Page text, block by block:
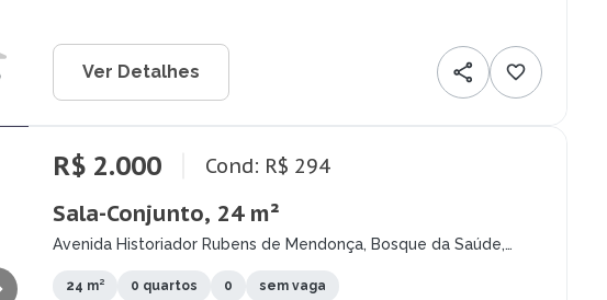
Ver Detalhes
R$ 2.000 Cond: R$ 294
Sala-Conjunto, 24 m²
Avenida Historiador Rubens de Mendonça, Bosque da Saúde,
24 m² 0 quartos 0 sem vaga